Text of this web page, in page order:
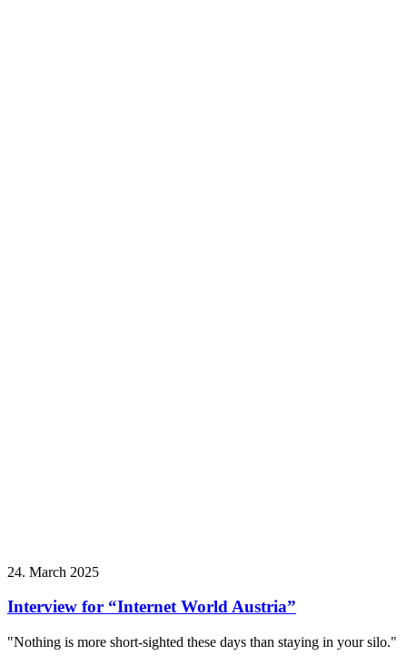
24. March 2025
Interview for “Internet World Austria”
"Nothing is more short-sighted these days than staying in your silo."